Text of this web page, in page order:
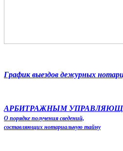
График выездов дежурных
АРБИТРАЖНЫМ
О порядке получения сведений,
составляющих нотариальную тайну